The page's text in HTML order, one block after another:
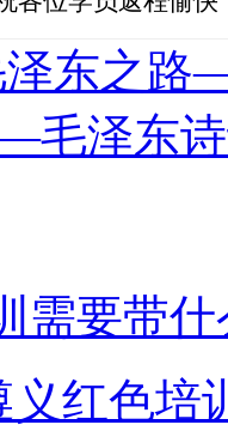
泽东之路
泽东
需要带
义红色培